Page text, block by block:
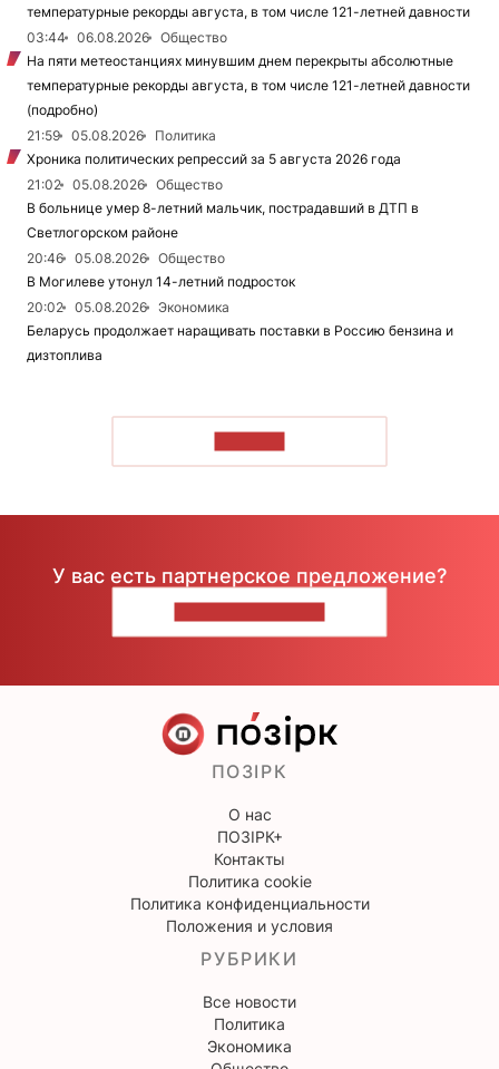
температурные рекорды августа, в том числе 121-летней давности
03:44
06.08.2026
Общество
На пяти метеостанциях минувшим днем перекрыты абсолютные
температурные рекорды августа, в том числе 121-летней давности
(подробно)
21:59
05.08.2026
Политика
Хроника политических репрессий за 5 августа 2026 года
21:02
05.08.2026
Общество
В больнице умер 8-летний мальчик, пострадавший в ДТП в
Светлогорском районе
20:46
05.08.2026
Общество
В Могилеве утонул 14-летний подросток
20:02
05.08.2026
Экономика
Беларусь продолжает наращивать поставки в Россию бензина и
дизтоплива
У вас есть партнерское предложение?
ПОЗІРК
О нас
ПОЗІРК+
Контакты
Политика cookie
Политика конфиденциальности
Положения и условия
РУБРИКИ
Все новости
Политика
Экономика